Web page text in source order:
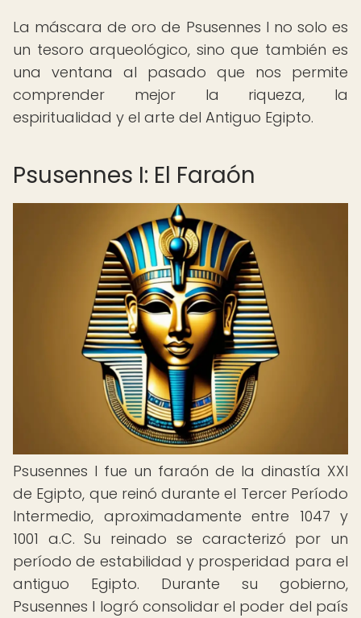
La máscara de oro de Psusennes I no solo es
un tesoro arqueológico, sino que también es
una ventana al pasado que nos permite
comprender mejor la riqueza, la
espiritualidad y el arte del Antiguo Egipto.
Psusennes I: El Faraón
Psusennes I fue un faraón de la dinastía XXI
de Egipto, que reinó durante el Tercer Período
Intermedio, aproximadamente entre 1047 y
1001 a.C. Su reinado se caracterizó por un
período de estabilidad y prosperidad para el
antiguo Egipto. Durante su gobierno,
Psusennes I logró consolidar el poder del país